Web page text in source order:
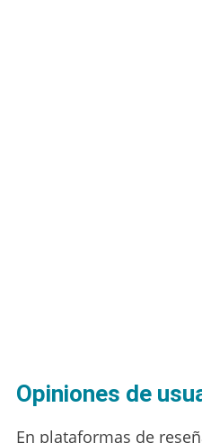
Opiniones de
En plataformas de